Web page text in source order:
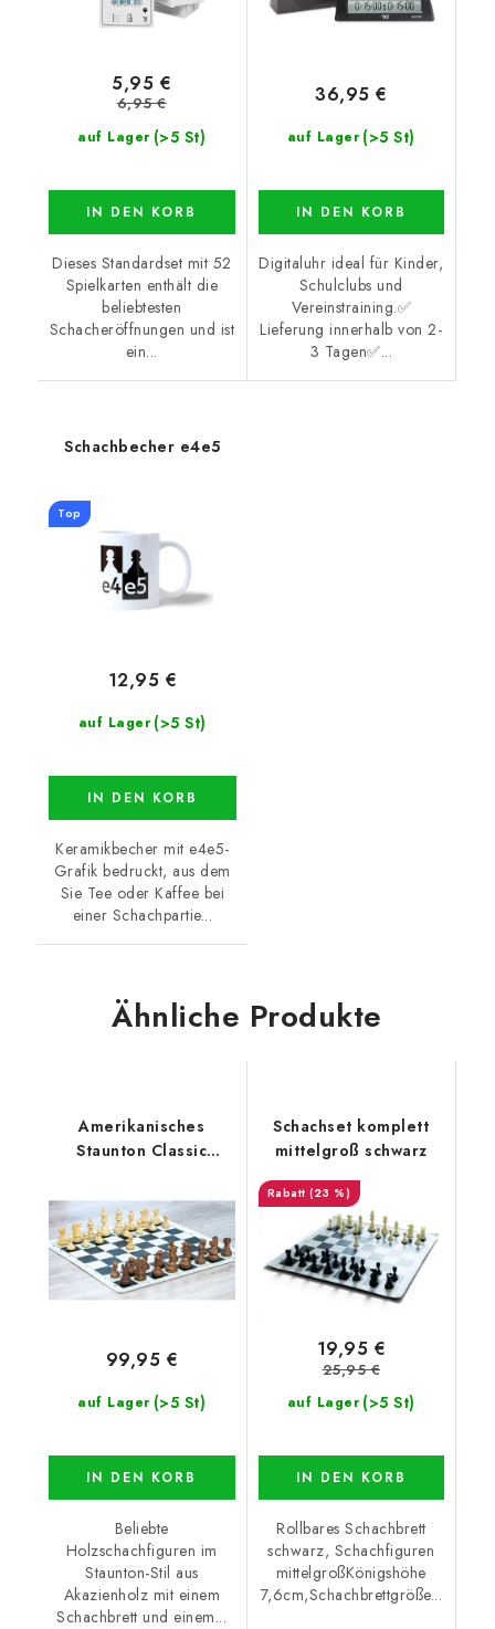
auf Lager (>5 St)
5,95 €
6,95 €
IN DEN KORB
Dieses Standardset mit 52
Spielkarten enthält die
beliebtesten
Schacheröffnungen und ist
ein...
auf Lager (>5 St)
36,95 €
IN DEN KORB
Digitaluhr ideal für Kinder,
Schulclubs und
Vereinstraining.✅
Lieferung innerhalb von 2-
3 Tagen✅...
Schachbecher e4e5
Top
auf Lager (>5 St)
12,95 €
IN DEN KORB
Keramikbecher mit e4e5-
Grafik bedruckt, aus dem
Sie Tee oder Kaffee bei
einer Schachpartie...
Ähnliche Produkte
Amerikanisches
Staunton Classic
auf Lager (>5 St)
99,95 €
IN DEN KORB
Beliebte
Holzschachfiguren im
Staunton-Stil aus
Akazienholz mit einem
Schachbrett und einem...
Schachset komplett
mittelgroß schwarz
(23 %)
auf Lager (>5 St)
19,95 €
25,95 €
IN DEN KORB
Rollbares Schachbrett
schwarz, Schachfiguren
mittelgroßKönigshöhe
7,6cm,Schachbrettgröße...